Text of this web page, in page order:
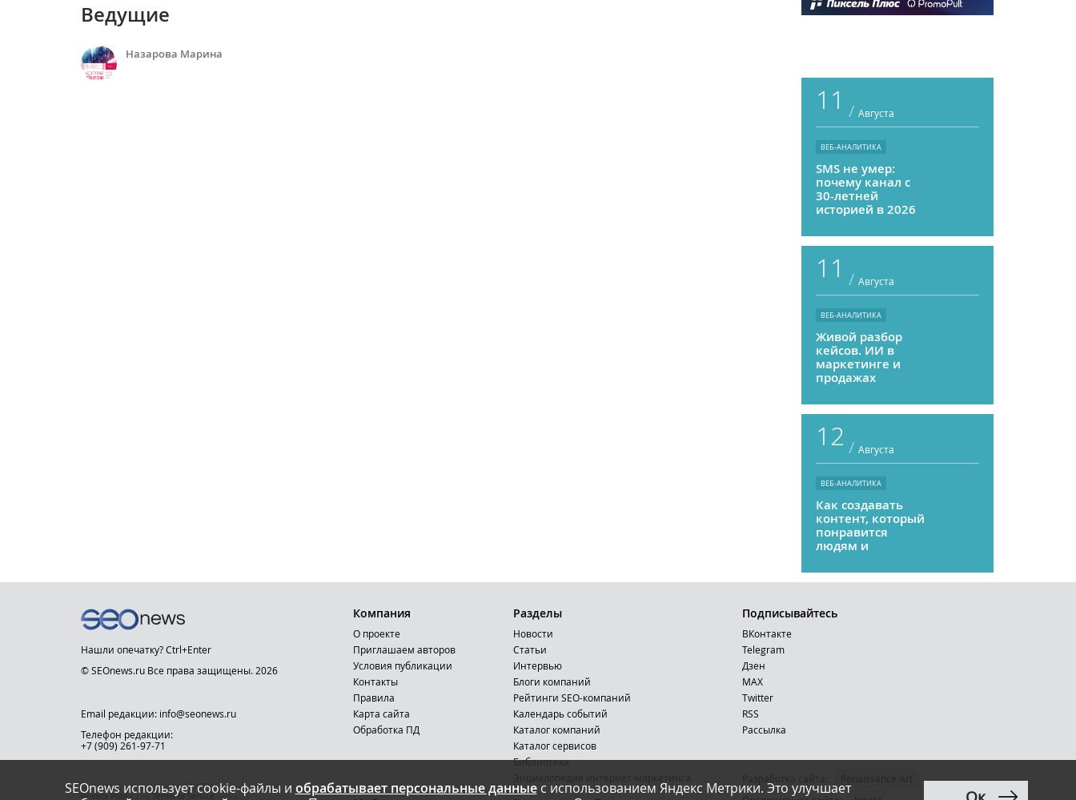
Ведущие
Назарова Марина
11 / Августа
ВЕБ-АНАЛИТИКА
SMS не умер:
почему канал с
30-летней
историей в 2026
приносить ROMI
выше, чем
мессенджеры
11 / Августа
ВЕБ-АНАЛИТИКА
Живой разбор
кейсов. ИИ в
маркетинге и
продажах
12 / Августа
ВЕБ-АНАЛИТИКА
Как создавать
контент, который
понравится
людям и
SEOnews использует cookie-файлы и обрабатывает персональные данныес использованием Яндекс Метрики. Это улучшает
Нашли опечатку? Ctrl+Enter
© SEOnews.ru Все права защищены. 2026
Email редакции: info@seonews.ru
Телефон редакции:
+7 (909) 261-97-71
This site is protected by reCAPTCHA and the Google
Privacy Policyand Terms of Serviceapply.
Компания
О проекте
Приглашаем авторов
Условия публикации
Контакты
Правила
Карта сайта
Обработка ПД
Разделы
Новости
Статьи
Интервью
Блоги компаний
Рейтинги SEO-компаний
Календарь событий
Каталог компаний
Каталог сервисов
Библиотека
Подписывайтесь
ВКонтакте
Telegram
Дзен
MAX
Тwitter
RSS
Рассылка